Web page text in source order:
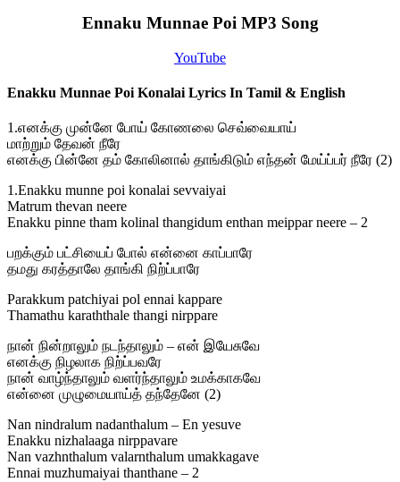
Ennaku Munnae Poi MP3 Song
YouTube
Enakku Munnae Poi Konalai Lyrics In Tamil & English
1.எனக்கு முன்னே போய் கோணலை செவ்வையாய்
மாற்றும் தேவன் நீரே
எனக்கு பின்னே தம் கோலினால் தாங்கிடும் எந்தன் மேய்ப்பர் நீரே (2)
1.Enakku munne poi konalai sevvaiyai
Matrum thevan neere
Enakku pinne tham kolinal thangidum enthan meippar neere – 2
பறக்கும் பட்சியைப் போல் என்னை காப்பாரே
தமது கரத்தாலே தாங்கி நிற்ப்பாரே
Parakkum patchiyai pol ennai kappare
Thamathu karaththale thangi nirppare
நான் நின்றாலும் நடந்தாலும் – என் இயேசுவே
எனக்கு நிழலாக நிற்ப்பவரே
நான் வாழ்ந்தாலும் வளர்ந்தாலும் உமக்காகவே
என்னை முழுமையாய்த் தந்தேனே (2)
Nan nindralum nadanthalum – En yesuve
Enakku nizhalaaga nirppavare
Nan vazhnthalum valarnthalum umakkagave
Ennai muzhumaiyai thanthane – 2